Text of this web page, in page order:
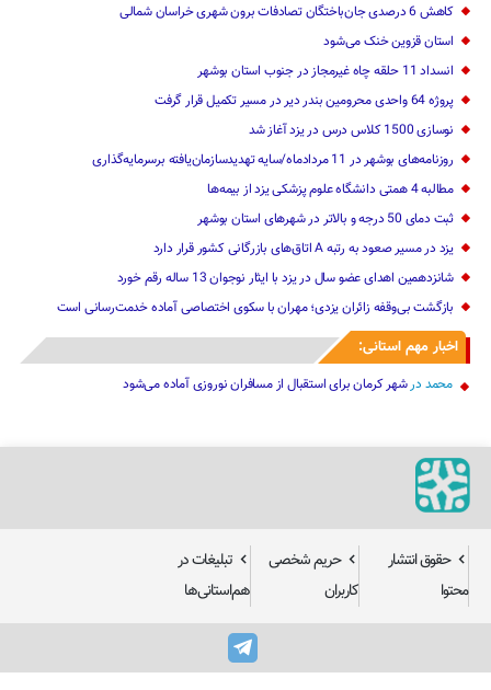
کاهش 6 درصدی جان‌باختگان تصادفات برون شهری خراسان شمالی
استان قزوین خنک‌ می‌شود
انسداد 11 حلقه چاه غیرمجاز در جنوب استان بوشهر
پروژه 64 واحدی محرومین بندر دیر در مسیر تکمیل قرار گرفت
نوسازی 1500 کلاس درس در یزد آغاز شد
روزنامه‌های بوشهر در 11 مردادماه/سایه تهدیدسازمان‌یافته برسرمایه‌گذاری
مطالبه 4 همتی دانشگاه علوم پزشکی یزد از بیمه‌ها
ثبت دمای 50 درجه و بالاتر در شهرهای استان بوشهر
یزد در مسیر صعود به رتبه A اتاق‌های بازرگانی کشور قرار دارد
شانزدهمین اهدای عضو سال در یزد با ایثار نوجوان 13 ساله رقم خورد
بازگشت بی‌وقفه زائران یزدی؛ مهران با سکوی اختصاصی آماده خدمت‌رسانی است
اخبار مهم استانی:
محمد درشهر کرمان برای استقبال از مسافران نوروزی آماده می‌شود
حقوق انتشار
محتوا
حریم شخصی
کاربران
تبلیغات در
هم‌استانی‌ها